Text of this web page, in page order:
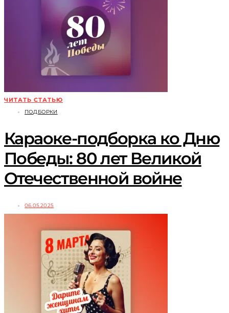
ЧИТАТЬ СТАТЬЮ
ПОДБОРКИ
Караоке-подборка ко Дню
Победы: 80 лет Великой
Отечественной войне
06.05.2025